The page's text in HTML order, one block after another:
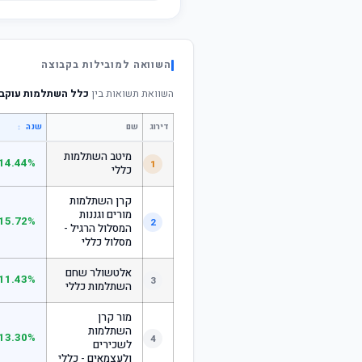
השוואה למובילות בקבוצה
השוואת תשואות בין כלל השתלמות
דירוג שם שנה ↕
1
מיטב השתלמות
כללי
2
קרן השתלמות
מורים וגננות
המסלול הרגיל -
מסלול כללי
3
אלטשולר שחם
השתלמות כללי
4
מור קרן
השתלמות
לשכירים
ולעצמאים - כללי